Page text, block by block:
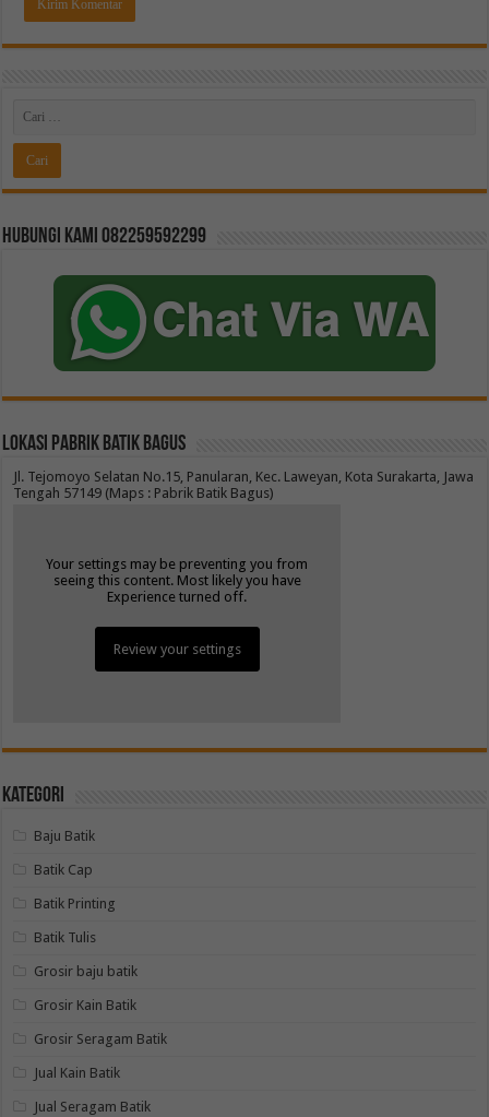
Hubungi kami 082259592299
Lokasi Pabrik Batik Bagus
Jl. Tejomoyo Selatan No.15, Panularan, Kec. Laweyan, Kota Surakarta, Jawa
Tengah 57149 (Maps : Pabrik Batik Bagus)
Your settings may be preventing you from
seeing this content. Most likely you have
Experience turned off.
Review your settings
Kategori
Baju Batik
Batik Cap
Batik Printing
Batik Tulis
Grosir baju batik
Grosir Kain Batik
Grosir Seragam Batik
Jual Kain Batik
Jual Seragam Batik